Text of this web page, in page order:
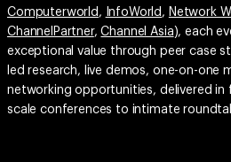
Computerworld , InfoWorld , Network
ChannelPartner,Channel Asia), each
exceptional value through peer case
led research, live demos, one-on-one
networking opportunities, delivered
scale conferences to intimate